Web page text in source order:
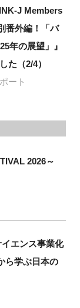
J Members
番外編！「バ
年の展望」』
た（2/4）
ート
2026～
エンス事業化
ら学ぶ日本の